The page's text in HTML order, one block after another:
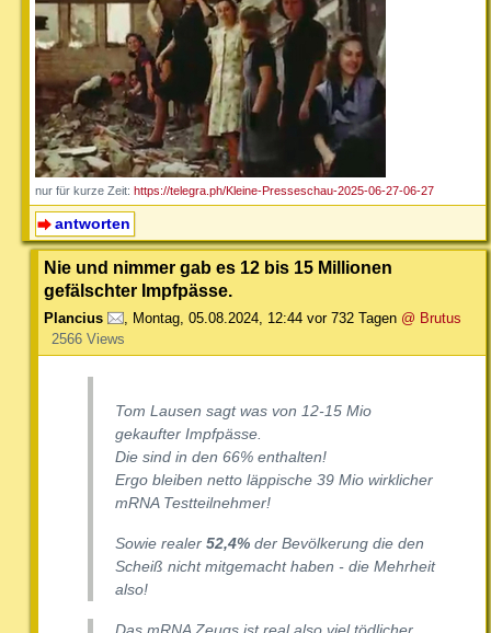
nur für kurze Zeit: https://telegra.ph/Kleine-Presseschau-2025-06-27-06-27
antworten
Nie und nimmer gab es 12 bis 15 Millionen
gefälschter Impfpässe.
Plancius , Montag, 05.08.2024, 12:44 vor 732 Tagen @ Brutus
2566 Views
Tom Lausen sagt was von 12-15 Mio
gekaufter Impfpässe.
Die sind in den 66% enthalten!
Ergo bleiben netto läppische 39 Mio wirklicher
mRNA Testteilnehmer!
Sowie realer 52,4% der Bevölkerung die den
Scheiß nicht mitgemacht haben - die Mehrheit
also!